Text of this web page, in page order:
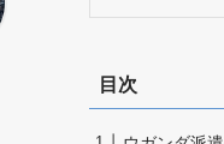
目次